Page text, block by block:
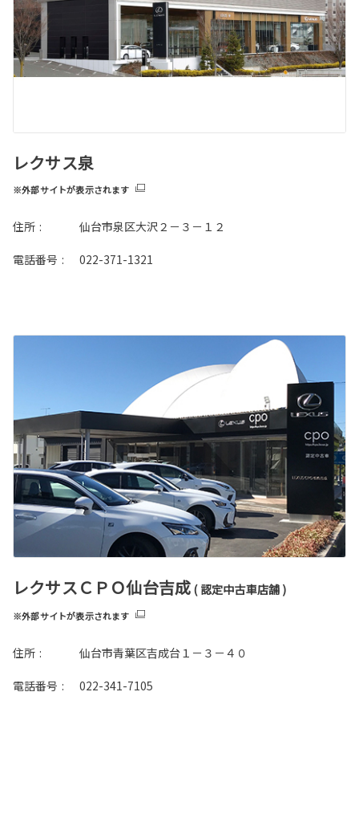
レクサス泉
※外部サイトが表示されます
住所 : 仙台市泉区大沢２－３－１２
電話番号 : 022-371-1321
レクサスＣＰＯ仙台吉成 ( 認定中古車店舗 )
※外部サイトが表示されます
住所 : 仙台市青葉区吉成台１－３－４０
電話番号 : 022-341-7105